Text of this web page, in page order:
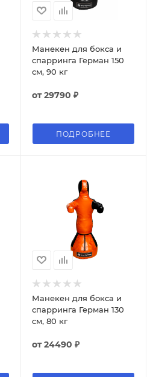
Манекен для бокса и
спарринга Герман 150
см, 90 кг
от29790 ₽
ПОДРОБНЕЕ
Манекен для бокса и
спарринга Герман 130
см, 80 кг
от24490 ₽